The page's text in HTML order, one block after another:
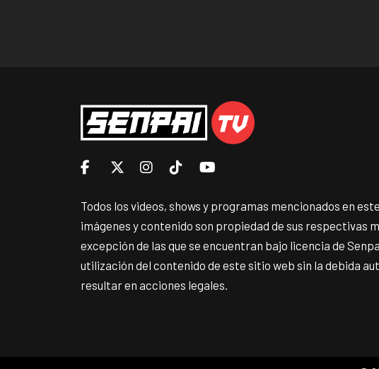
Todos los videos, shows y programas mencionados en
imágenes y contenido son propiedad de sus respectivas
excepción de las que se encuentran bajo licencia de
utilización del contenido de este sitio web sin la debida
resultar en acciones legales.